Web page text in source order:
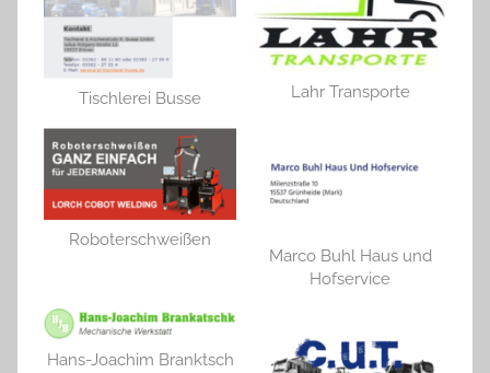
Tischlerei Busse Lahr Transporte
Roboterschweißen
Marco Buhl Haus und
Hofservice
Hans-Joachim Branktsch